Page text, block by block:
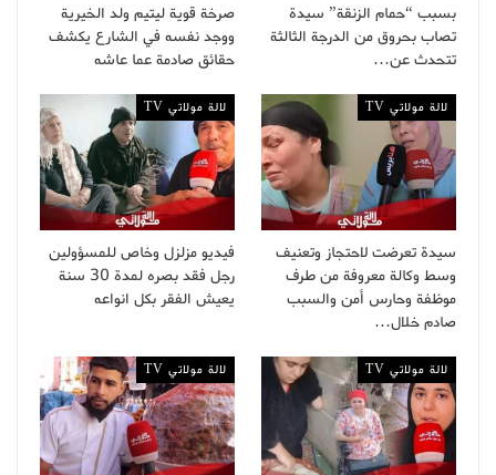
بسبب “حمام الزنقة” سيدة
تصاب بحروق من الدرجة الثالثة
تتحدث عن…
صرخة قوية ليتيم ولد الخيرية
ووجد نفسه في الشارع يكشف
حقائق صادمة عما عاشه
لالة مولاتي TV
سيدة تعرضت لاحتجاز وتعنيف
وسط وكالة معروفة من طرف
موظفة وحارس أمن والسبب
صادم خلال…
لالة مولاتي TV
فيديو مزلزل وخاص للمسؤولين
رجل فقد بصره لمدة 30 سنة
يعيش الفقر بكل انواعه
لالة مولاتي TV لالة مولاتي TV